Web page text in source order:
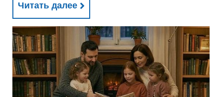
Читать далее